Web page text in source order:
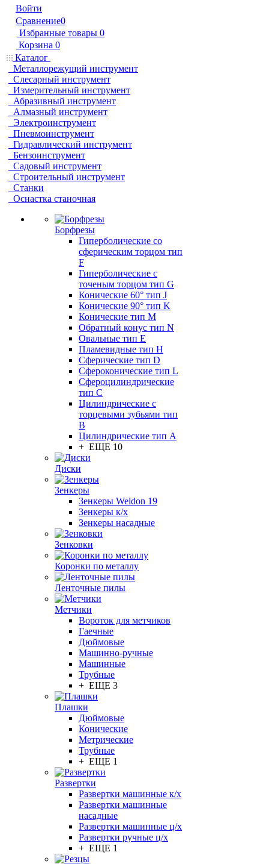
Войти
Сравнение0
Избранные товары 0
Корзина 0
Каталог
Металлорежущий инструмент
Слесарный инструмент
Измерительный инструмент
Абразивный инструмент
Алмазный инструмент
Электроинструмент
Пневмоинструмент
Гидравлический инструмент
Бензоинструмент
Садовый инструмент
Строительный инструмент
Станки
Оснастка станочная
Борфрезы
Гиперболические cо
сферическим торцом тип
F
Гиперболические с
точеным торцом тип G
Конические 60° тип J
Конические 90° тип K
Конические тип M
Обратный конус тип N
Овальные тип E
Пламевидные тип H
Сферические тип D
Сфероконические тип L
Сфероцилиндрические
тип C
Цилиндрические с
торцевыми зубьями тип
B
Цилиндрические тип А
+ ЕЩЕ 10
Диски
Зенкеры
Зенкеры Weldon 19
Зенкеры к/х
Зенкеры насадные
Зенковки
Коронки по металлу
Ленточные пилы
Метчики
Вороток для метчиков
Гаечные
Дюймовые
Машинно-ручные
Машинные
Трубные
+ ЕЩЕ 3
Плашки
Дюймовые
Конические
Метрические
Трубные
+ ЕЩЕ 1
Развертки
Развертки машинные к/х
Развертки машинные
насадные
Развертки машинные ц/х
Развертки ручные ц/х
+ ЕЩЕ 1